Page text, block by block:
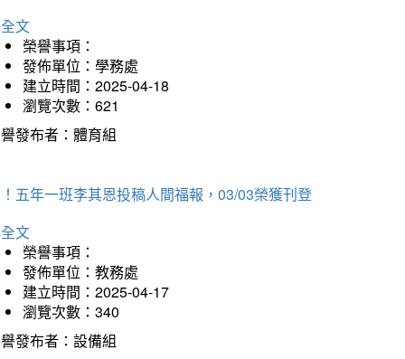
文
榮譽事項：
發佈單位：學務處
建立時間：2025-04-18
瀏覽次數：621
發布者：體育組
五年一班李其恩投稿人間福報，03/03榮獲刊登
文
榮譽事項：
發佈單位：教務處
建立時間：2025-04-17
瀏覽次數：340
發布者：設備組